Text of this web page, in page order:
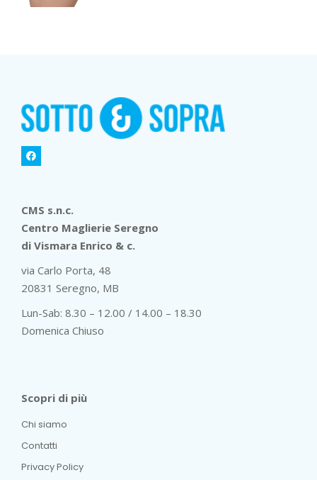
CMS s.n.c.
Centro Maglierie Seregno
di Vismara Enrico & c.
via Carlo Porta, 48
20831 Seregno, MB
Lun-Sab: 8.30 – 12.00 / 14.00 – 18.30
Domenica Chiuso
Scopri di più
Chi siamo
Contatti
Privacy Policy